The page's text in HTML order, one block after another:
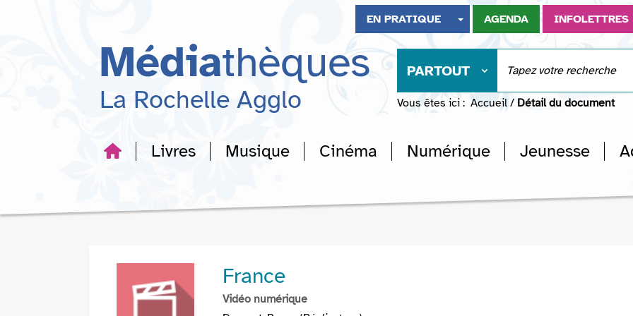
recherche
EN PRATIQUE AGENDA INFOLETTRES
Médiathèques
La Rochelle Agglo
PARTOUT
Vous êtes ici : Accueil / Détail du document
Livres Musique Cinéma Numérique Jeunesse
France
Vidéo numérique